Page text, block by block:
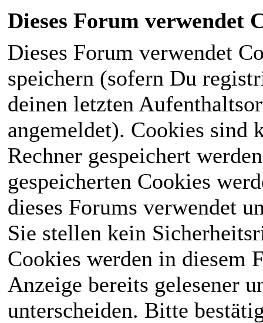
Dieses Forum verwendet
Dieses Forum verwendet
speichern (sofern Du
deinen letzten
angemeldet). Cookies sind
Rechner gespeichert
gespeicherten Cookies
dieses Forums verwendet
Sie stellen kein
Cookies werden in diesem
Anzeige bereits gelesener
unterscheiden. Bitte